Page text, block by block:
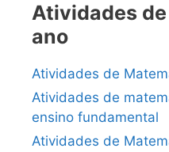
Atividades
ano
Atividades de
Atividades de
ensino fundamental
Atividades de